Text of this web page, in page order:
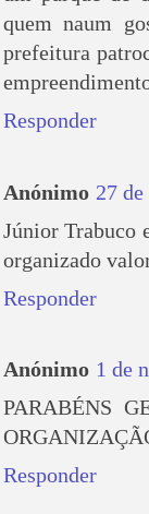
quem naum
prefeitura
Responder
Anónimo 27
Júnior Trabuco
organizado
Responder
Anónimo 1 de
PARABÉNS
Responder